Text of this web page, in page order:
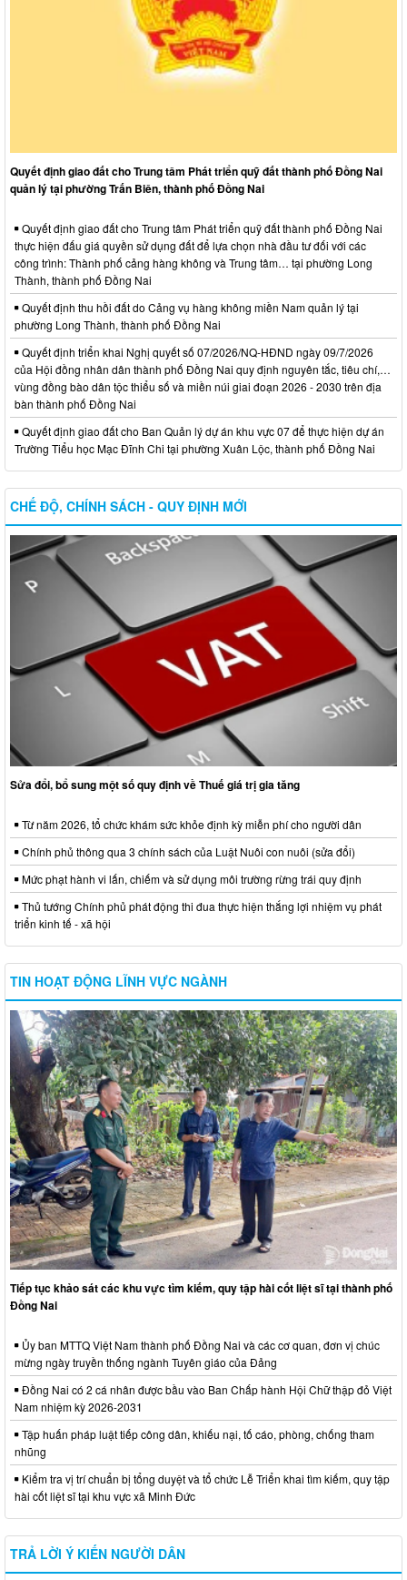
Quyết định giao đất cho Trung tâm Phát triển quỹ đất thành phố Đồng Nai
quản lý tại phường Trấn Biên, thành phố Đồng Nai
Quyết định giao đất cho Trung tâm Phát triển quỹ đất thành phố Đồng Nai
thực hiện đấu giá quyền sử dụng đất để lựa chọn nhà đầu tư đối với các
công trình: Thành phố cảng hàng không và Trung tâm… tại phường Long
Thành, thành phố Đồng Nai
Quyết định thu hồi đất do Cảng vụ hàng không miền Nam quản lý tại
phường Long Thành, thành phố Đồng Nai
Quyết định triển khai Nghị quyết số 07/2026/NQ-HĐND ngày 09/7/2026
của Hội đồng nhân dân thành phố Đồng Nai quy định nguyên tắc, tiêu chí,…
vùng đồng bào dân tộc thiểu số và miền núi giai đoạn 2026 - 2030 trên địa
bàn thành phố Đồng Nai
Quyết định giao đất cho Ban Quản lý dự án khu vực 07 để thực hiện dự án
Trường Tiểu học Mạc Đĩnh Chi tại phường Xuân Lộc, thành phố Đồng Nai
CHẾ ĐỘ, CHÍNH SÁCH - QUY ĐỊNH MỚI
Sửa đổi, bổ sung một số quy định về Thuế giá trị gia tăng
Từ năm 2026, tổ chức khám sức khỏe định kỳ miễn phí cho người dân
Chính phủ thông qua 3 chính sách của Luật Nuôi con nuôi (sửa đổi)
Mức phạt hành vi lấn, chiếm và sử dụng môi trường rừng trái quy định
Thủ tướng Chính phủ phát động thi đua thực hiện thắng lợi nhiệm vụ phát
triển kinh tế - xã hội
TIN HOẠT ĐỘNG LĨNH VỰC NGÀNH
Tiếp tục khảo sát các khu vực tìm kiếm, quy tập hài cốt liệt sĩ tại thành phố
Đồng Nai
Ủy ban MTTQ Việt Nam thành phố Đồng Nai và các cơ quan, đơn vị chúc
mừng ngày truyền thống ngành Tuyên giáo của Đảng
Đồng Nai có 2 cá nhân được bầu vào Ban Chấp hành Hội Chữ thập đỏ Việt
Nam nhiệm kỳ 2026-2031
Tập huấn pháp luật tiếp công dân, khiếu nại, tố cáo, phòng, chống tham
nhũng
Kiểm tra vị trí chuẩn bị tổng duyệt và tổ chức Lễ Triển khai tìm kiếm, quy tập
hài cốt liệt sĩ tại khu vực xã Minh Đức
TRẢ LỜI Ý KIẾN NGƯỜI DÂN